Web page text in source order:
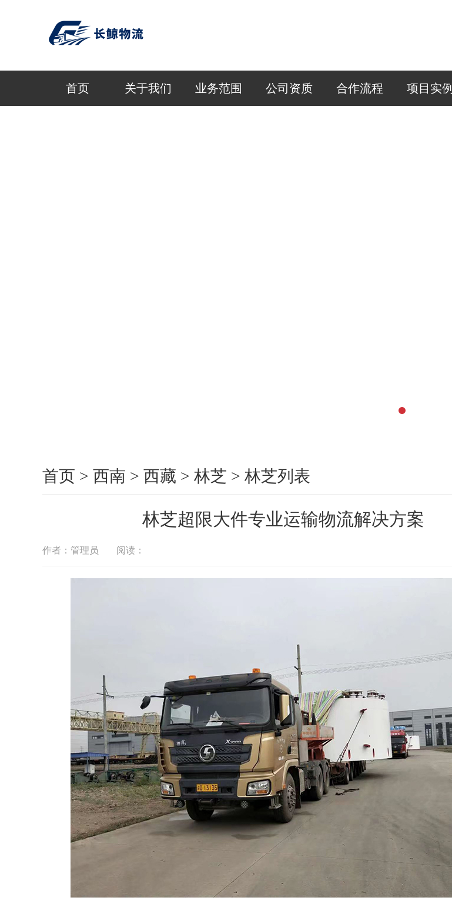
首页 关于我们 业务范围 公司资质 合作流程 项目实例
首页 > 西南 > 西藏 > 林芝 > 林芝列表
林芝超限大件专业运输物流解决方案
作者：管理员 阅读：